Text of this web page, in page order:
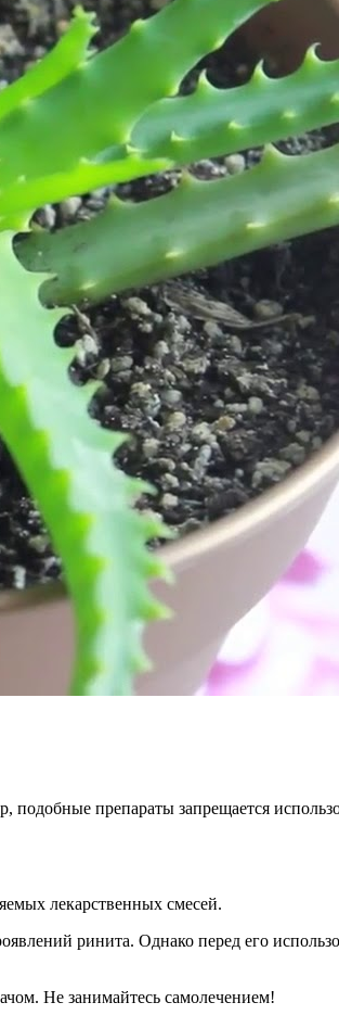
подобные препараты запрещается
лекарственных смесей.
ринита. Однако перед его